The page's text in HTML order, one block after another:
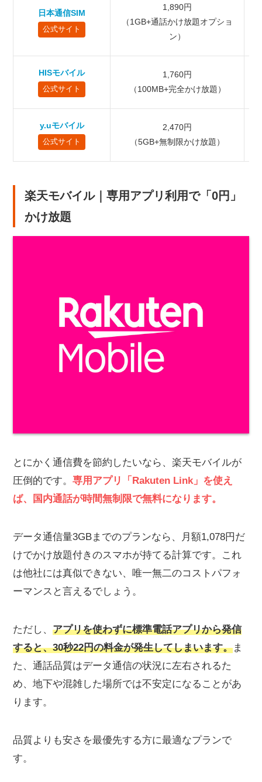
格安SIMの通話品質や安定性に問題はありませんか？
通話かけ放題は途中から追加・解除できますか？
通話かけ放題はデータ通信量に影響しますか？
日本通信SIM
公式サイト
1,890円
（1GB+通話かけ放題オプショ
ン）
HISモバイル
公式サイト
1,760円
（100MB+完全かけ放題）
y.uモバイル
公式サイト
2,470円
（5GB+無制限かけ放題）
楽天モバイル｜専用アプリ利用で「0円」
かけ放題
とにかく通信費を節約したいなら、楽天モバイルが
圧倒的です。 専用アプリ「Rakuten Link」を使え
ば、国内通話が時間無制限で無料になります。
データ通信量3GBまでのプランなら、月額1,078円だ
けでかけ放題付きのスマホが持てる計算です。これ
は他社には真似できない、唯一無二のコストパフォ
ーマンスと言えるでしょう。
ただし、 アプリを使わずに標準電話アプリから発信
すると、30秒22円の料金が発生してしまいます。ま
た、通話品質はデータ通信の状況に左右されるた
め、地下や混雑した場所では不安定になることがあ
ります。
品質よりも安さを最優先する方に最適なプランで
す。